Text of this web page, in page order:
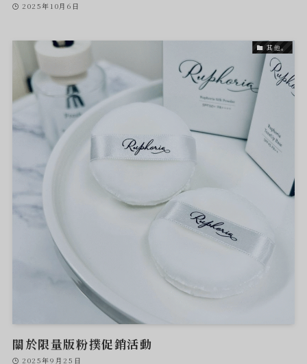
2025年10月6日
其他。
關於限量版粉撲促銷活動
2025年9月25日